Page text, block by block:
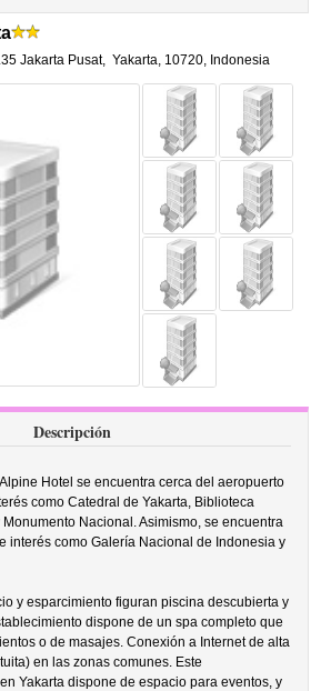
Jakarta Pusat, Yakarta, 10720, Indonesia
Descripción
Hotel se encuentra cerca del aeropuerto
como Catedral de Yakarta, Biblioteca
Nacional. Asimismo, se encuentra
interés como Galería Nacional de Indonesia y
y esparcimiento figuran piscina descubierta y
dispone de un spa completo que
o de masajes. Conexión a Internet de alta
en las zonas comunes. Este
Yakarta dispone de espacio para eventos, y